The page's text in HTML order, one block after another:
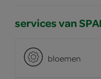
services van
bloemen